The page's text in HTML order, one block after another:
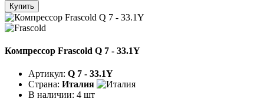
Купить
Компрессор Frascold Q 7 - 33.1Y
Артикул: Q 7 - 33.1Y
Страна: Италия
В наличии: 4 шт